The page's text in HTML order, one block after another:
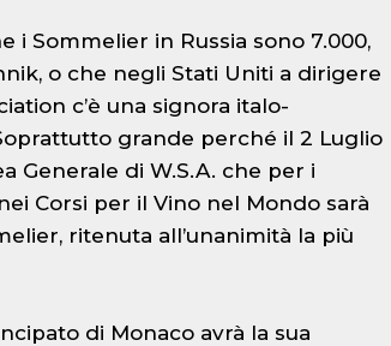
i Sommelier in Russia sono 7.000,
o che negli Stati Uniti a dirigere
c’è una signora italo-
grande perché il 2 Luglio
Generale di W.S.A. che per i
Corsi per il Vino nel Mondo sarà
ritenuta all’unanimità la più
di Monaco avrà la sua